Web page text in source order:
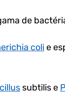
de
coli e
subtilis e